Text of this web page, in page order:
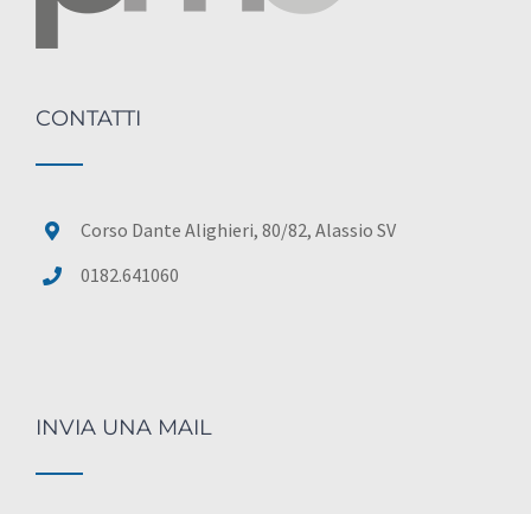
CONTATTI
Corso Dante Alighieri, 80/82, Alassio SV
0182.641060
INVIA UNA MAIL